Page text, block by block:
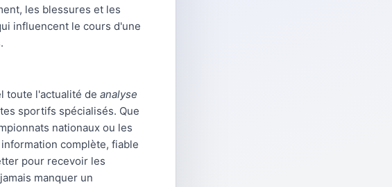
les blessures et les
influencent le cours d'une
toute l'actualité de analyse
sportifs spécialisés. Que
nationaux ou les
complète, fiable
pour recevoir les
manquer un